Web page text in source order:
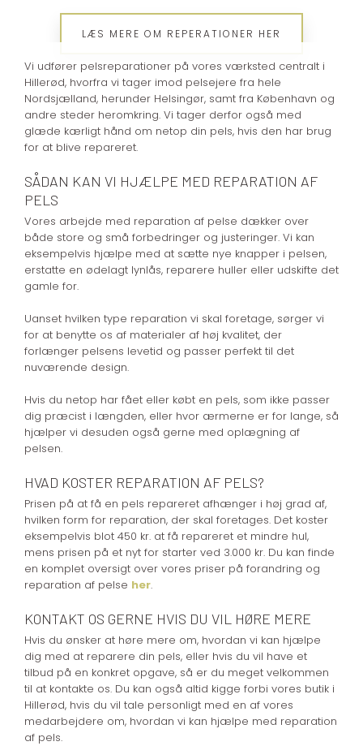
LÆS MERE OM REPERATIONER HER
Vi udfører pelsreparationer på vores værksted centralt i
Hillerød, hvorfra vi tager imod pelsejere fra hele
Nordsjælland, herunder Helsingør, samt fra København og
andre steder heromkring. Vi tager derfor også med
glæde kærligt hånd om netop din pels, hvis den har brug
for at blive repareret.
SÅDAN KAN VI HJÆLPE MED REPARATION AF
PELS
Vores arbejde med reparation af pelse dækker over
både store og små forbedringer og justeringer. Vi kan
eksempelvis hjælpe med at sætte nye knapper i pelsen,
erstatte en ødelagt lynlås, reparere huller eller udskifte det
gamle for.
Uanset hvilken type reparation vi skal foretage, sørger vi
for at benytte os af materialer af høj kvalitet, der
forlænger pelsens levetid og passer perfekt til det
nuværende design.
Hvis du netop har fået eller købt en pels, som ikke passer
dig præcist i længden, eller hvor ærmerne er for lange, så
hjælper vi desuden også gerne med oplægning af
pelsen.
HVAD KOSTER REPARATION AF PELS?
Prisen på at få en pels repareret afhænger i høj grad af,
hvilken form for reparation, der skal foretages. Det koster
eksempelvis blot 450 kr. at få repareret et mindre hul,
mens prisen på et nyt for starter ved 3.000 kr. Du kan finde
en komplet oversigt over vores priser på forandring og
reparation af pelse h​er.
KONTAKT OS GERNE HVIS DU VIL HØRE MERE
Hvis du ønsker at høre mere om, hvordan vi kan hjælpe
dig med at reparere din pels, eller hvis du vil have et
tilbud på en konkret opgave, så er du meget velkommen
til at kontakte os. Du kan også altid kigge forbi vores butik i
Hillerød, hvis du vil tale personligt med en af vores
medarbejdere om, hvordan vi kan hjælpe med reparation
af pels.​